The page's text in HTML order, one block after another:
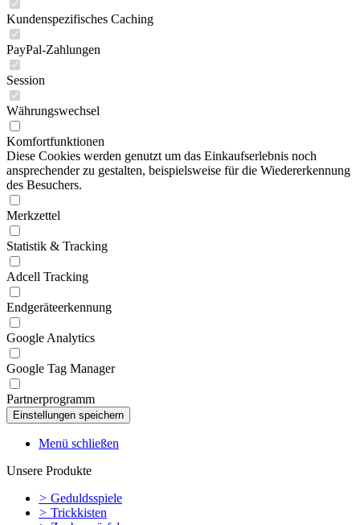
Kundenspezifisches Caching
PayPal-Zahlungen
Session
Währungswechsel
Komfortfunktionen
Diese Cookies werden genutzt um das Einkaufserlebnis noch
ansprechender zu gestalten, beispielsweise für die Wiedererkennung
des Besuchers.
Merkzettel
Statistik & Tracking
Adcell Tracking
Endgeräteerkennung
Google Analytics
Google Tag Manager
Partnerprogramm
Menü schließen
Unsere Produkte
> Geduldsspiele
> Trickkisten